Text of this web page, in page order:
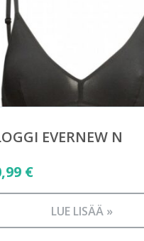
EVERNEW N
€
LUE LISÄÄ »